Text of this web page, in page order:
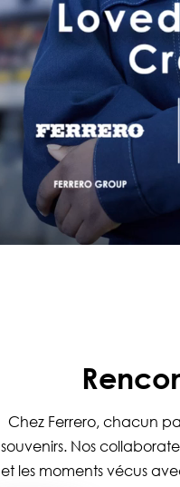
Chez Ferrero, chacun
souvenirs. Nos
et les moments vécus